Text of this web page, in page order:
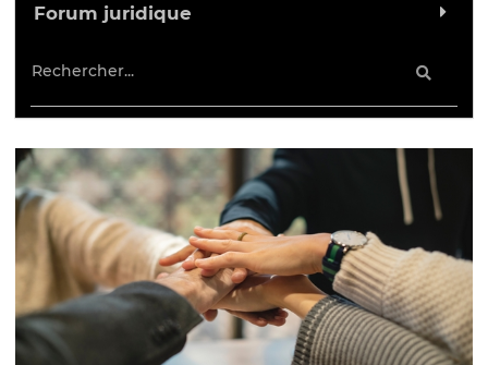
Forum juridique